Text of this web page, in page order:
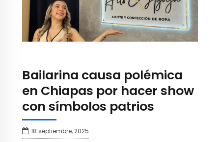
Bailarina causa polémica
en Chiapas por hacer show
con símbolos patrios
18 septiembre, 2025